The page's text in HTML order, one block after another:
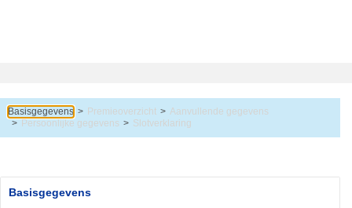
Basisgegevens Premieoverzicht
Aanvullende gegevens
Persoonlijke gegevens
Slotverklaring
Basisgegevens